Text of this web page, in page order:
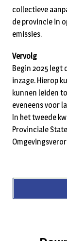
collectieve
de provincie in
emissies.
Vervolg
Begin 2025 legt
inzage. Hierop
kunnen leiden
eveneens voor
In het tweede
Provinciale